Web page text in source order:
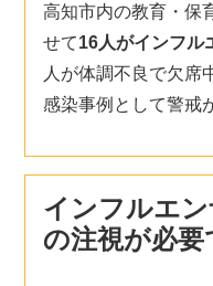
高知市内の教育・保
せて16人がインフル
人が体調不良で欠席
感染事例として警戒
インフルエ
の注視が必要